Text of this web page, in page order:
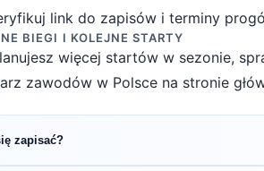
link do zapisów i terminy
BIEGI I KOLEJNE STARTY
więcej startów w sezonie,
zawodów w Polsce na stronie
zapisać?